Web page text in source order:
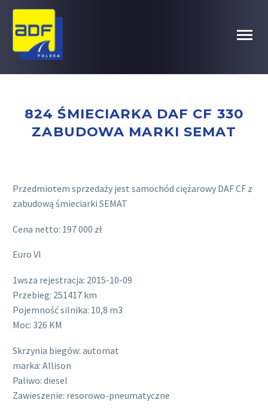
.
824 ŚMIECIARKA DAF CF 330
ZABUDOWA MARKI SEMAT
Przedmiotem sprzedaży jest samochód ciężarowy DAF CF z
zabudową śmieciarki SEMAT
Cena netto: 197 000 zł
Euro VI
1wsza rejestracja: 2015-10-09
Przebieg: 251417 km
Pojemność silnika: 10,8 m3
Moc: 326 KM
Skrzynia biegów: automat
marka: Allison
Paliwo: diesel
Zawieszenie: resorowo-pneumatyczne